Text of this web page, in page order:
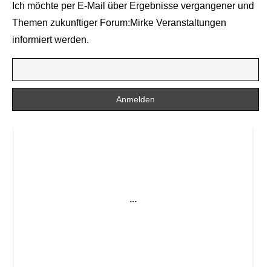
Ich möchte per E-Mail über Ergebnisse vergangener und
Themen zukunftiger Forum:Mirke Veranstaltungen
informiert werden.